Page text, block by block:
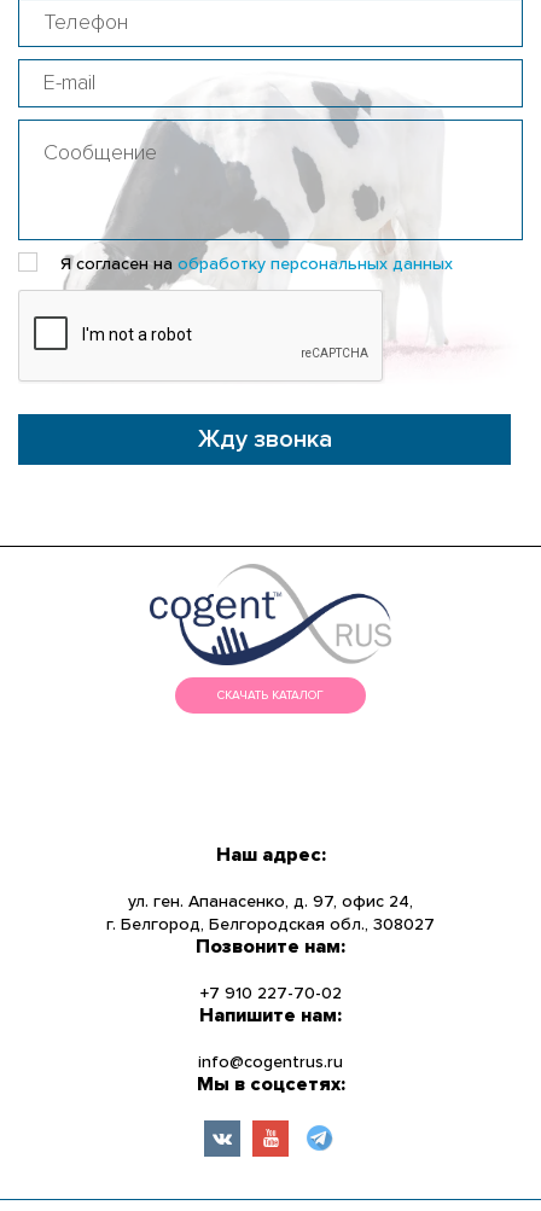
Я согласен на обработку персональных данных
Жду звонка
СКАЧАТЬ КАТАЛОГ
НОВОСТИ
УСЛУГИ
ИНФОРМАЦИЯ
КОНТАКТЫ
Наш адрес:
ул. ген. Апанасенко, д. 97, офис 24,
г. Белгород, Белгородская обл., 308027
Позвоните нам:
+7 910 227-70-02
Напишите нам:
info@cogentrus.ru
Мы в соцсетях: